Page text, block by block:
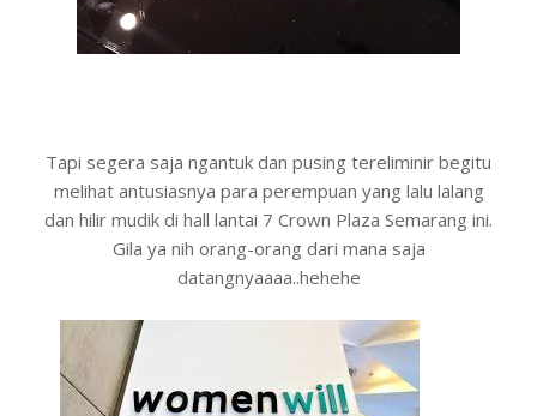
Tapi segera saja ngantuk dan pusing tereliminir begitu
melihat antusiasnya para perempuan yang lalu lalang
dan hilir mudik di hall lantai 7 Crown Plaza Semarang ini.
Gila ya nih orang-orang dari mana saja
datangnyaaaa..hehehe